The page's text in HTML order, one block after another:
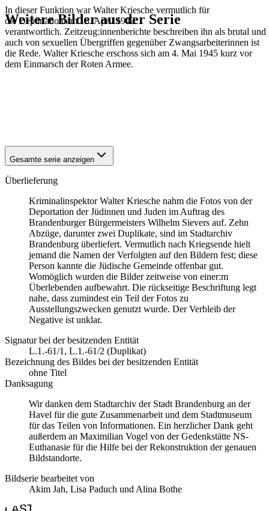
In dieser Funktion war Walter Kriesche vermutlich für
die Deportation am 13. April 1942
verantwortlich. Zeitzeug:innenberichte beschreiben ihn als brutal und
auch von sexuellen Übergriffen gegenüber Zwangsarbeiterinnen ist
die Rede. Walter Kriesche erschoss sich am 4. Mai 1945 kurz vor
dem Einmarsch der Roten Armee.
Weitere Bilder aus der Serie
1942 Brandenburg an der Havel
1942 Brandenburg an der Havel
1942 Brandenburg an der Havel
Gesamte serie anzeigen
Überlieferung
Kriminalinspektor Walter Kriesche nahm die Fotos von der
Deportation der Jüdinnen und Juden im Auftrag des
Brandenburger Bürgermeisters Wilhelm Sievers auf. Zehn
Abzüge, darunter zwei Duplikate, sind im Stadtarchiv
Brandenburg überliefert. Vermutlich nach Kriegsende hielt
jemand die Namen der Verfolgten auf den Bildern fest; diese
Person kannte die Jüdische Gemeinde offenbar gut.
Womöglich wurden die Bilder zeitweise von einer:m
Überlebenden aufbewahrt. Die rückseitige Beschriftung legt
nahe, dass zumindest ein Teil der Fotos zu
Ausstellungszwecken genutzt wurde. Der Verbleib der
Negative ist unklar.
Signatur bei der besitzenden Entität
L.1.-61/1, L.1.-61/2 (Duplikat)
Bezeichnung des Bildes bei der besitzenden Entität
ohne Titel
Danksagung
Wir danken dem Stadtarchiv der Stadt Brandenburg an der
Havel für die gute Zusammenarbeit und dem Stadtmuseum
für das Teilen von Informationen. Ein herzlicher Dank geht
außerdem an Maximilian Vogel von der Gedenkstätte NS-
Euthanasie für die Hilfe bei der Rekonstruktion der genauen
Bildstandorte.
Bildserie bearbeitet von
Akim Jah, Lisa Paduch und Alina Bothe